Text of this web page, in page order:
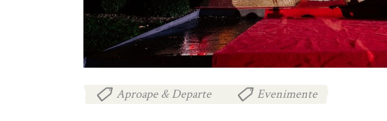
Aproape & Departe Evenimente